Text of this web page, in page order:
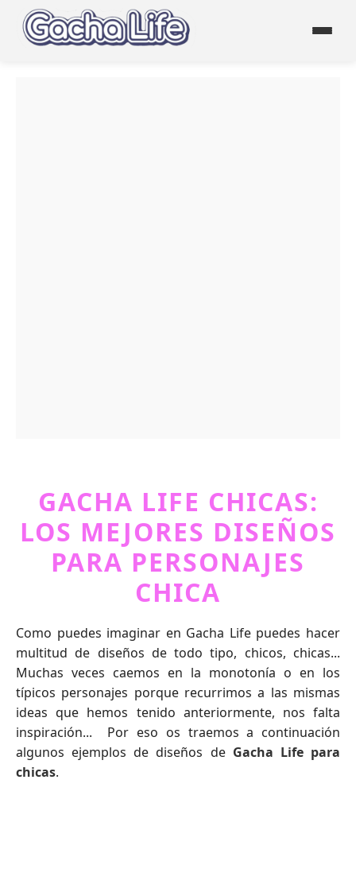
GACHA LIFE CHICAS:
LOS MEJORES DISEÑOS
PARA PERSONAJES
CHICA
Como puedes imaginar en Gacha Life puedes hacer
multitud de diseños de todo tipo, chicos, chicas...
Muchas veces caemos en la monotonía o en los
típicos personajes porque recurrimos a las mismas
ideas que hemos tenido anteriormente, nos falta
inspiración... Por eso os traemos a continuación
algunos ejemplos de diseños de Gacha Life para
chicas.